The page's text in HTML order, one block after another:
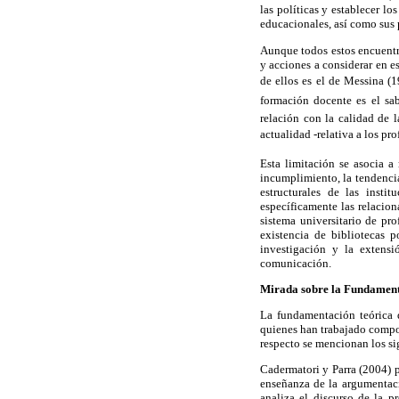
las políticas y establecer
educacionales, así como
Aunque todos estos
y acciones a considerar en
de ellos es el de Messina
formación docente es el
relación con la calidad de
actualidad -relativa a los
Esta limitación se asocia a
incumplimiento, la
estructurales de las
específicamente las
sistema universitario de
existencia de bibliotecas
investigación y la
comunicación.
Mirada sobre la
La fundamentación
quienes han trabajado
respecto se mencionan los
Cadermatori y Parra (2004)
enseñanza de la